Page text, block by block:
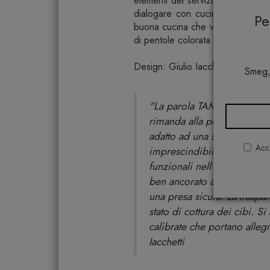
dialogare con cucine dallo stile
buona cucina che vogliono
di pentole colorata e funzionale.
Design: Giulio Iacchetti
"La parola TAMA in
rimanda alla perfezione
adatto ad una serie di
imprescindibile. Oggetti
funzionali nell’utilizzo,
ben ancorato ai corpi e
una presa sicura. La
stato di cottura dei cibi. Si
calibrate che portano
Iacchetti